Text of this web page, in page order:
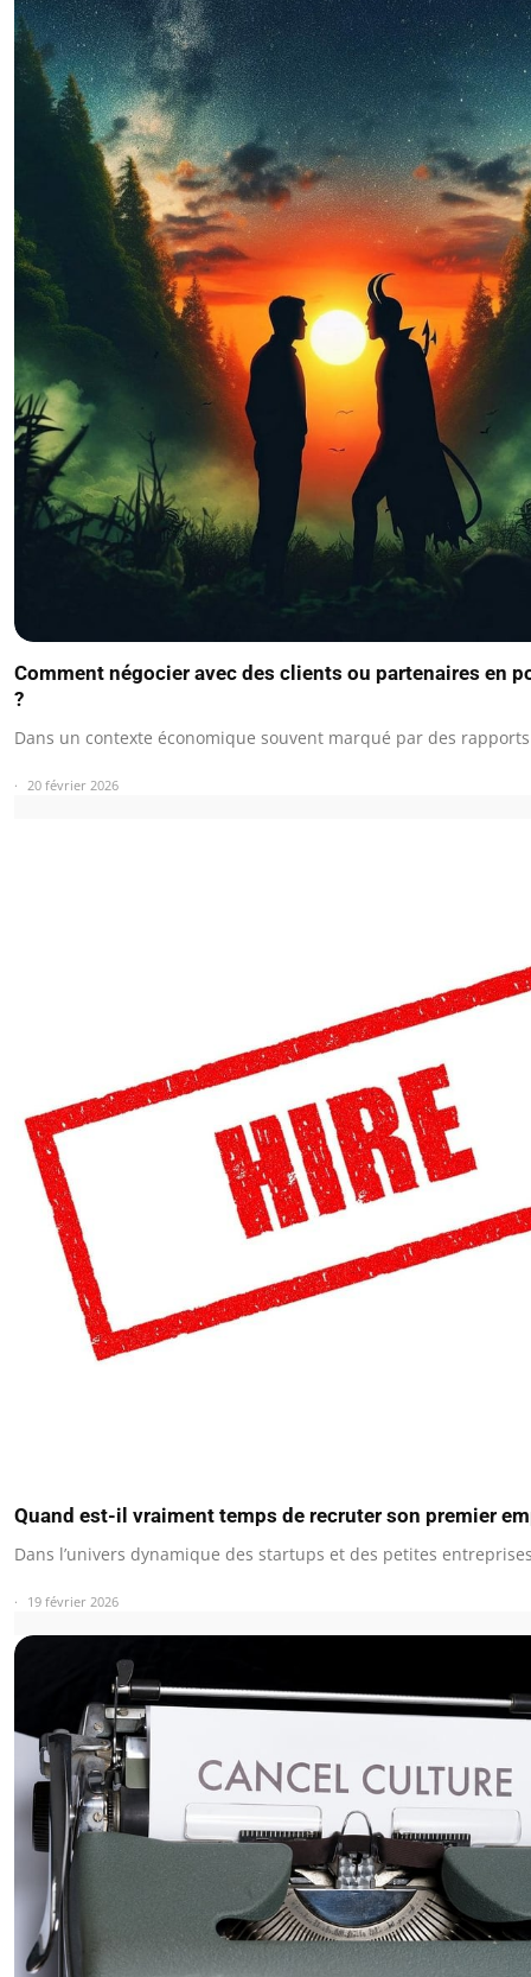
Comment négocier avec des clients ou partenaires en
?
Dans un contexte économique souvent marqué par des
20 février 2026
Quand est-il vraiment temps de recruter son premier
Dans l’univers dynamique des startups et des petites
19 février 2026